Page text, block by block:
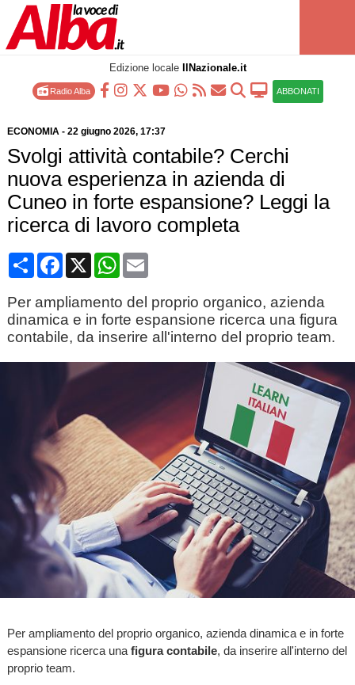
Edizione locale IlNazionale.it
Radio Alba ABBONATI
ECONOMIA- 22 giugno 2026, 17:37
Svolgi attività contabile? Cerchi
nuova esperienza in azienda di
Cuneo in forte espansione? Leggi la
ricerca di lavoro completa
CondividiFacebook
X WhatsApp
Email
Per ampliamento del proprio organico, azienda
dinamica e in forte espansione ricerca una figura
contabile, da inserire all'interno del proprio team.
Per ampliamento del proprio organico, azienda dinamica e in forte
espansione ricerca una figura contabile, da inserire all'interno del
proprio team.